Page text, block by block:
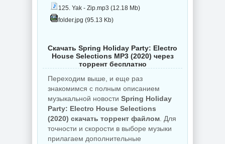
125. Yak - Zip.mp3 (12.18 Mb)
folder.jpg (95.13 Kb)
Скачать Spring Holiday Party: Electro
House Selections MP3 (2020) через
торрент бесплатно
Переходим выше, и еще раз
знакомимся с полным описанием
музыкальной новости Spring Holiday
Party: Electro House Selections
(2020) скачать торрент файлом . Для
точности и скорости в выборе музыки
прилагаем дополнительные